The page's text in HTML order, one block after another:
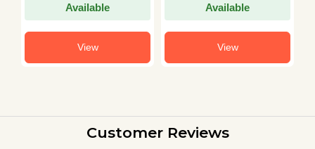
Available
View
Available
View
Customer Reviews